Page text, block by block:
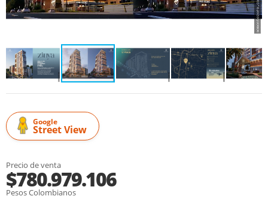
Google
Street View
Precio de venta
$780.979.106
Pesos Colombianos